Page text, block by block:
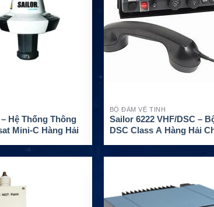
Hệ Thống Thông
Mini-C Hàng Hải
BỘ ĐÀM VỆ TINH
Sailor 6222 VHF/DSC –
DSC Class A Hàng Hải